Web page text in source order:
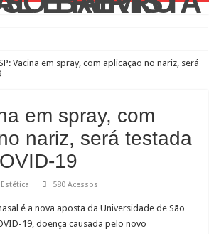
começa nos 645 municípios de SP
Interparques abrem inscrições para maior trilha de
no CTN durante o mês de agosto
Diretivo da Distrital Oeste da ACSP
usadas por estudantes da rede estadual
Vacina em spray, com aplicação no nariz, será
em spray, com
nariz, será testada
19
580 Acessos
é a nova aposta da Universidade de São
19, doença causada pelo novo